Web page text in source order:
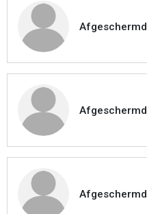
Afgeschermd
Afgeschermd
Afgeschermd